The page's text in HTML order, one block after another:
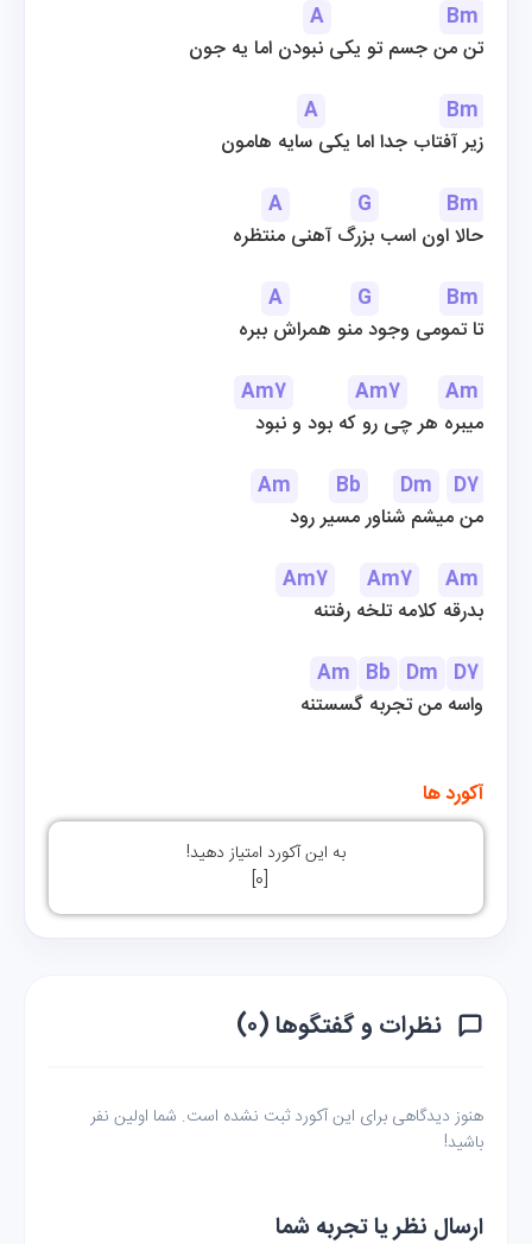
A
Bm
تن من جسم تو یکی نبودن اما یه جون
A
Bm
زیر آفتاب جدا اما یکی سایه هامون
A
G
Bm
حالا اون اسب بزرگ آهنی منتظره
A
G
Bm
تا تمومی وجود منو همراش ببره
Am7
Am7
Am
میبره هر چی رو که بود و نبود
Am
Bb Dm
D7
من میشم شناور مسیر رود
Am7
Am7
Am
بدرقه کلامه تلخه رفتنه
Am Bb Dm D7
واسه من تجربه گسستنه
آکورد ها
به این آکورد امتیاز دهید!
[
0
]
نظرات و گفتگوها (۰)
هنوز دیدگاهی برای این آکورد ثبت نشده است. شما اولین نفر
باشید!
ارسال نظر یا تجربه شما